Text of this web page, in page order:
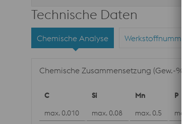
Technische Daten
Chemische Analyse Werkstoffnummern
Chemische Zusammensetzung (Gew.-%)
C Si Mn P
max. 0.010
max. 0.08 max. 0.5 max.